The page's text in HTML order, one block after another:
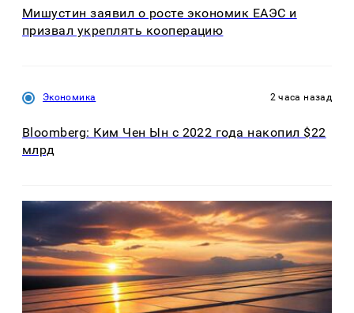
Мишустин заявил о росте экономик ЕАЭС и
призвал укреплять кооперацию
Экономика 2 часа назад
Bloomberg: Ким Чен Ын с 2022 года накопил $22
млрд